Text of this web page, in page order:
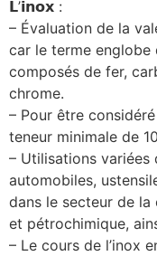
𝗟’𝗶𝗻𝗼𝘅 :
– Évaluation de la
car le terme englobe
composés de fer,
chrome.
– Pour être
teneur minimale de
– Utilisations variées
automobiles,
dans le secteur de la
et pétrochimique,
– Le cours de l’inox